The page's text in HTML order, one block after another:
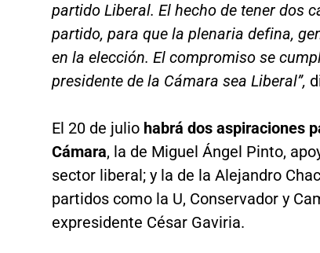
partido Liberal. El hecho de tener dos
partido, para que la plenaria defina,
en la elección. El compromiso se
presidente de la Cámara sea Liberal”,
El 20 de julio habrá dos aspiraciones
Cámara, la de Miguel Ángel Pinto,
sector liberal; y la de la Alejandro
partidos como la U, Conservador y
expresidente César Gaviria.